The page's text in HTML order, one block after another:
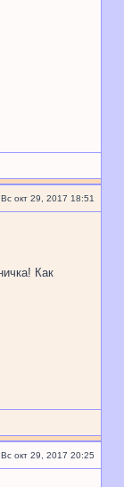
Вс окт 29, 2017 18:51
Как
Вс окт 29, 2017 20:25